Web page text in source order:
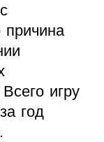
причина
игру
год